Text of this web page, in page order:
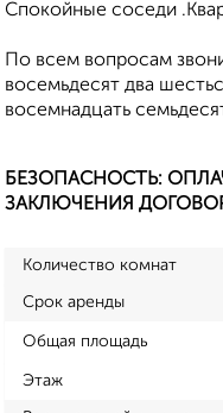
Спокойные соседи
По всем вопросам
восемьдесят два
восемнадцать
БЕЗОПАСНОСТЬ:
ЗАКЛЮЧЕНИЯ
Количество комнат
Срок аренды
Общая площадь
Этаж